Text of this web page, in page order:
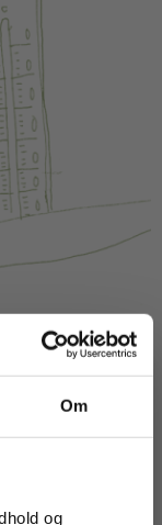
Om
og
–
mm.